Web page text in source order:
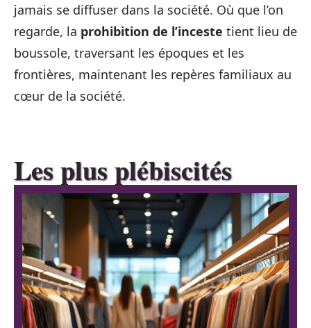
jamais se diffuser dans la société. Où que l’on
regarde, la prohibition de l’inceste tient lieu de
boussole, traversant les époques et les
frontières, maintenant les repères familiaux au
cœur de la société.
Les plus plébiscités